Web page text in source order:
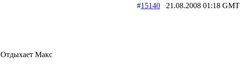
#15140 21.08.2008 01:18 GMT
Отдыхает Макс